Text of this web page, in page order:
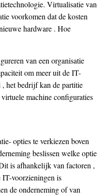
Virtualisatie van
voorkomen dat de kosten
hardware . Hoe
van een organisatie
om meer uit de IT-
het bedrijf kan de partitie
machine configuraties
opties te verkiezen boven
beslissen welke optie
is afhankelijk van factoren ,
IT-voorzieningen is
de onderneming of van